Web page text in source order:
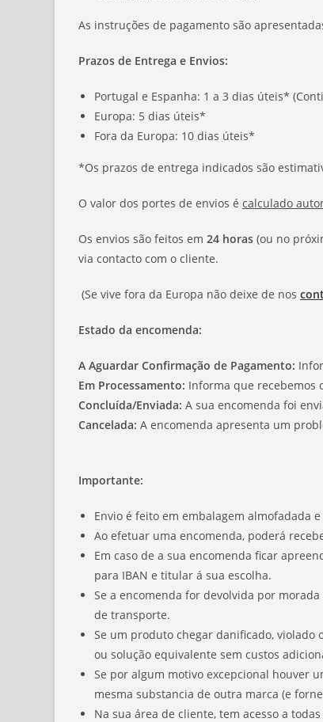
As instruções de pagamento são
Prazos de Entrega e Envios:
Portugal e Espanha: 1 a 3 dias úteis*
Europa: 5 dias úteis*
Fora da Europa: 10 dias úteis*
*Os prazos de entrega indicados são
O valor dos portes de envios é calculado
Os envios são feitos em 24 horas (ou no
via contacto com o cliente.
(Se vive fora da Europa não deixe de nos
Estado da encomenda:
A Aguardar Confirmação de Pagamento:
Em Processamento: Informa que recebemos
Concluída/Enviada: A sua encomenda foi
Cancelada: A encomenda apresenta um
Importante:
Envio é feito em embalagem almofadada
Ao efetuar uma encomenda, poderá
Em caso de a sua encomenda ficar
para IBAN e titular á sua escolha.
Se a encomenda for devolvida por
de transporte.
Se um produto chegar danificado, violado
ou solução equivalente sem custos
Se por algum motivo excepcional houver
mesma substancia de outra marca (e
Na sua área de cliente, tem acesso a